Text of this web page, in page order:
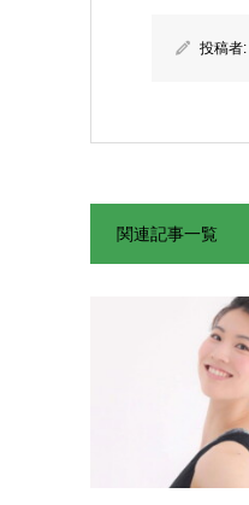
投稿者:
関連記事一覧